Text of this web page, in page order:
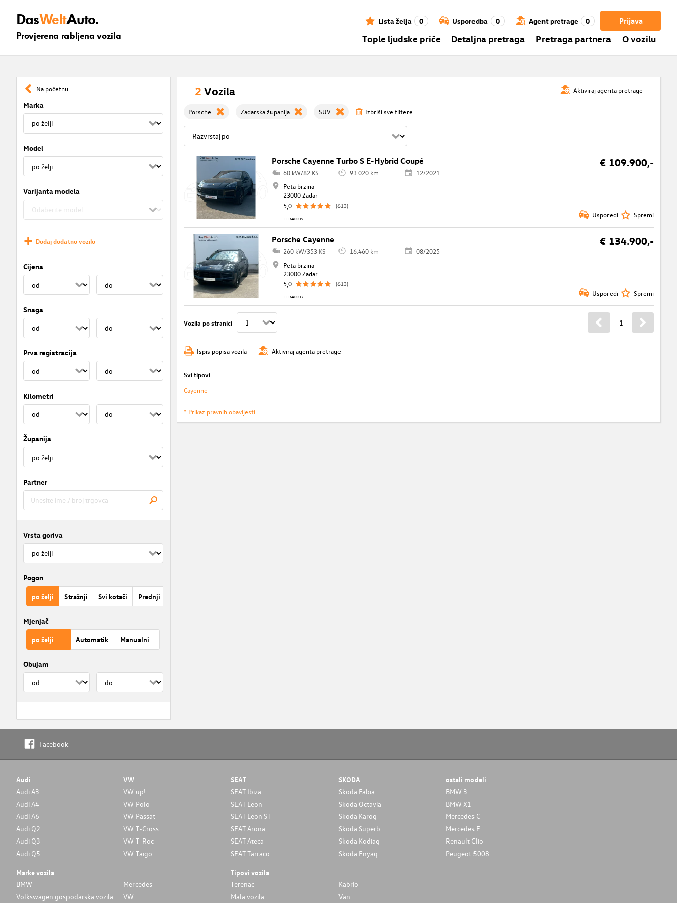
DasWeltAuto.
Provjerena rabljena vozila
Prijava
Lista želja 0 Usporedba 0 Agent pretrage 0
Tople ljudske priče Detaljna pretraga Pretraga partnera O vozilu
Na početnu
Marka
Model
Varijanta modela
Dodaj dodatno vozilo
Cijena
Snaga
Prva registracija
Kilometri
Županija
Partner
Vrsta goriva
Pogon
po želji Stražnji Svi kotači Prednji
Mjenjač
po želji Automatik Manualni
Obujam
Aktiviraj agenta pretrage
2 Vozila
Porsche Zadarska županija SUV Izbriši sve filtere
Porsche Cayenne Turbo S E-Hybrid Coupé € 109.900,-
60 kW/82 KS 93.020 km
12/2021
Peta brzina
23000 Zadar
5,0
(613)
11164/3319 Usporedi Spremi
Porsche Cayenne € 134.900,-
260 kW/353 KS 16.460 km
08/2025
Peta brzina
23000 Zadar
5,0
(613)
11164/3317 Usporedi Spremi
Vozila po stranici 1
Ispis popisa vozila Aktiviraj agenta pretrage
Svi tipovi
Cayenne
* Prikaz pravnih obavijesti
Facebook
Audi
Audi A3
Audi A4
Audi A6
Audi Q2
Audi Q3
Audi Q5
VW
VW up!
VW Polo
VW Passat
VW T-Cross
VW T-Roc
VW Taigo
SEAT
SEAT Ibiza
SEAT Leon
SEAT Leon ST
SEAT Arona
SEAT Ateca
SEAT Tarraco
SKODA
Skoda Fabia
Skoda Octavia
Skoda Karoq
Skoda Superb
Skoda Kodiaq
Skoda Enyaq
ostali modeli
BMW 3
BMW X1
Mercedes C
Mercedes E
Renault Clio
Peugeot 5008
Marke vozila
BMW
Mercedes
Volkswagen gospodarska vozila
VW
Tipovi vozila
Terenac
Kabrio
Mala vozila
Van